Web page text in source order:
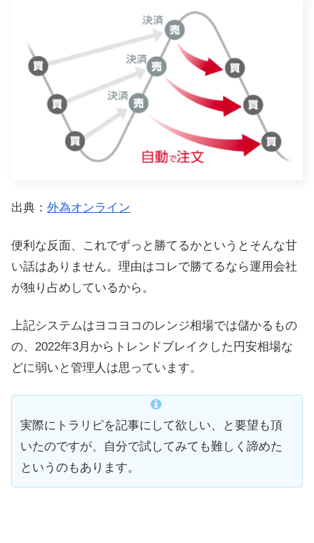
出典： 外為オンライン
便利な反面、これでずっと勝てるかというとそんな甘
い話はありません。理由はコレで勝てるなら運用会社
が独り占めしているから。
上記システムはヨコヨコのレンジ相場では儲かるもの
の、2022年3月からトレンドブレイクした円安相場な
どに弱いと管理人は思っています。
実際にトラリピを記事にして欲しい、と要望も頂
いたのですが、自分で試してみても難しく諦めた
というのもあります。